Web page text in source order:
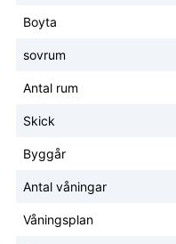
Boyta
sovrum
Antal rum
Skick
Byggår
Antal våningar
Våningsplan